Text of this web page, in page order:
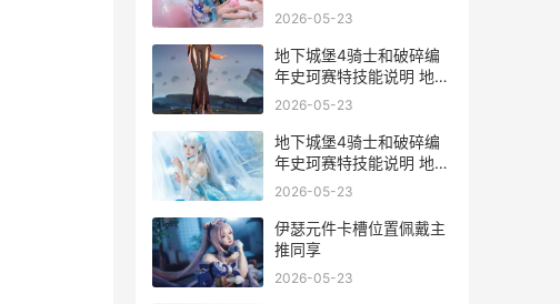
城堡4骑士之墓幽灵顺序
2026-05-23
地下城堡4骑士和破碎编
年史珂赛特技能说明 地下
城堡4图攻略
2026-05-23
地下城堡4骑士和破碎编
年史珂赛特技能说明 地下
城堡4骑士技能加点
2026-05-23
伊瑟元件卡槽位置佩戴主
推同享
2026-05-23